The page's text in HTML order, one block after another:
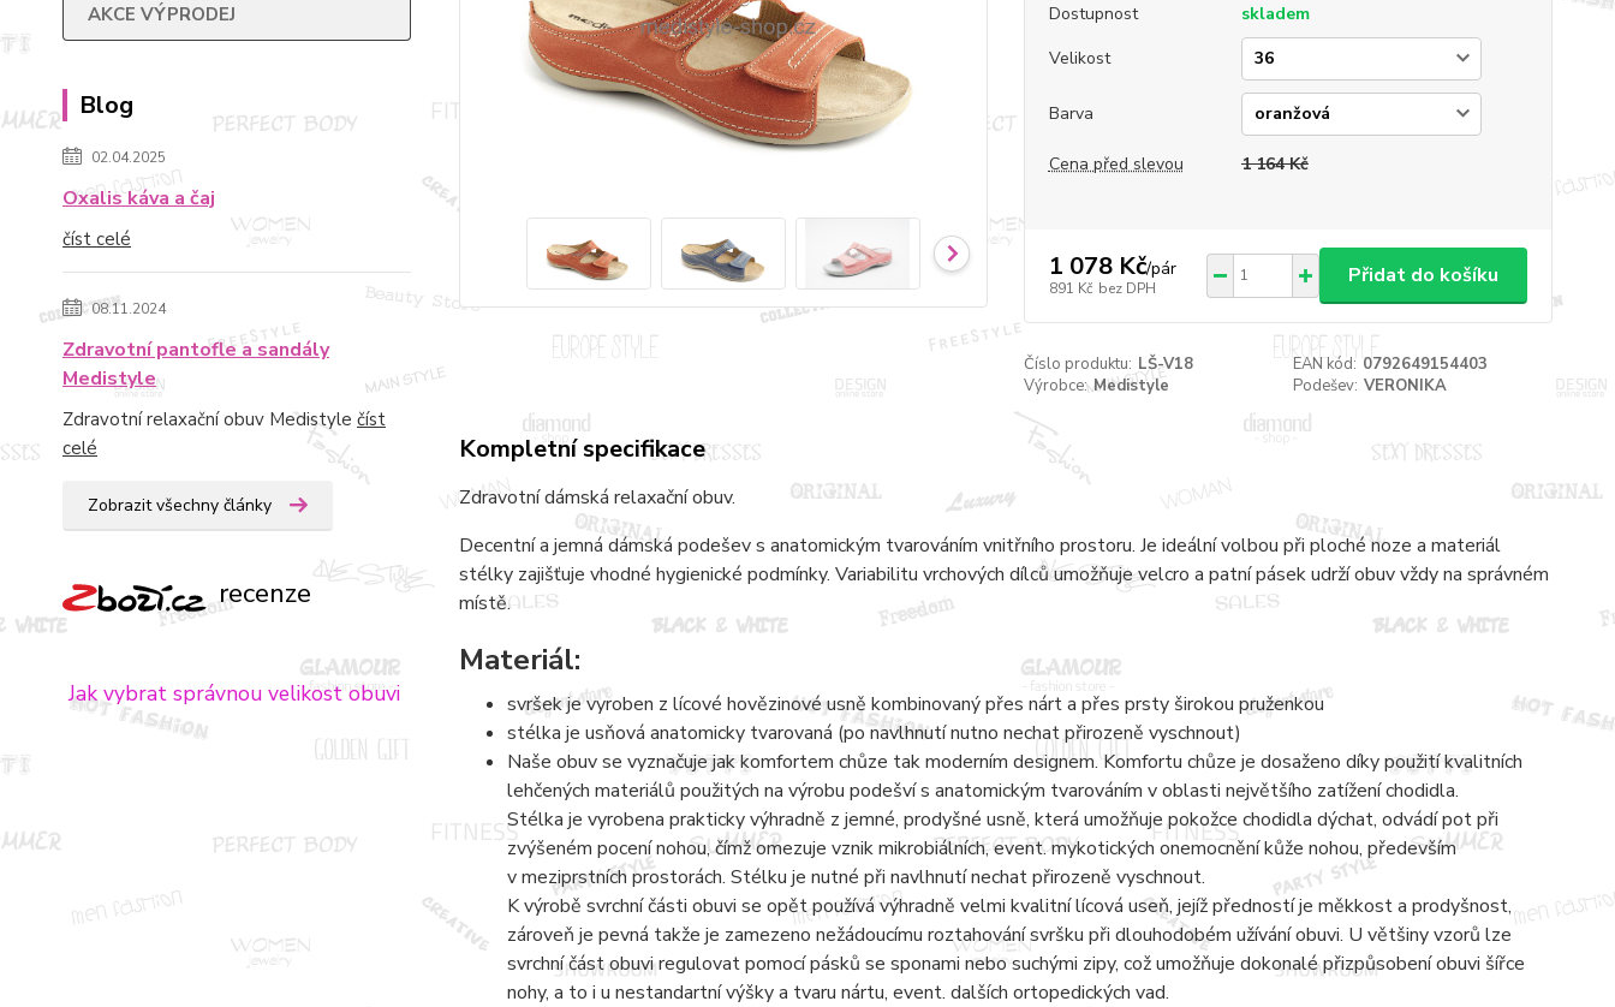
AKCE VÝPRODEJ
Blog
02.04.2025
Oxalis káva a čaj
číst celé
08.11.2024
Zdravotní pantofle a sandály
Medistyle
Zdravotní relaxační obuv Medistyle číst
celé
Zobrazit všechny články
recenze
Jak vybrat správnou velikost obuvi
Dostupnost
skladem
Velikost
Barva
Cena před slevou 1 164 Kč
1 078 Kč/pár
891 Kč bez DPH
Přidat do košíku
Číslo produktu: LŠ-V18 EAN kód: 0792649154403
Výrobce: Medistyle Podešev: VERONIKA
Kompletní specifikace
Zdravotní dámská relaxační obuv.
Decentní a jemná dámská podešev s anatomickým tvarováním vnitřního prostoru. Je ideální volbou při ploché noze a materiál
stélky zajišťuje vhodné hygienické podmínky. Variabilitu vrchových dílců umožňuje velcro a patní pásek udrží obuv vždy na správném
místě.
Materiál:
svršek je vyroben z lícové hovězinové usně kombinovaný přes nárt a přes prsty širokou pruženkou
stélka je usňová anatomicky tvarovaná (po navlhnutí nutno nechat přirozeně vyschnout)
Naše obuv se vyznačuje jak komfortem chůze tak moderním designem. Komfortu chůze je dosaženo díky použití kvalitních
lehčených materiálů použitých na výrobu podešví s anatomickým tvarováním v oblasti největšího zatížení chodidla.
Stélka je vyrobena prakticky výhradně z jemné, prodyšné usně, která umožňuje pokožce chodidla dýchat, odvádí pot při
zvýšeném pocení nohou, čímž omezuje vznik mikrobiálních, event. mykotických onemocnění kůže nohou, především
v meziprstních prostorách. Stélku je nutné při navlhnutí nechat přirozeně vyschnout.
K výrobě svrchní části obuvi se opět používá výhradně velmi kvalitní lícová useň, jejíž předností je měkkost a prodyšnost,
zároveň je pevná takže je zamezeno nežádoucímu roztahování svršku při dlouhodobém užívání obuvi. U většiny vzorů lze
svrchní část obuvi regulovat pomocí pásků se sponami nebo suchými zipy, což umožňuje dokonalé přizpůsobení obuvi šířce
nohy, a to i u nestandartní výšky a tvaru nártu, event. dalších ortopedických vad.